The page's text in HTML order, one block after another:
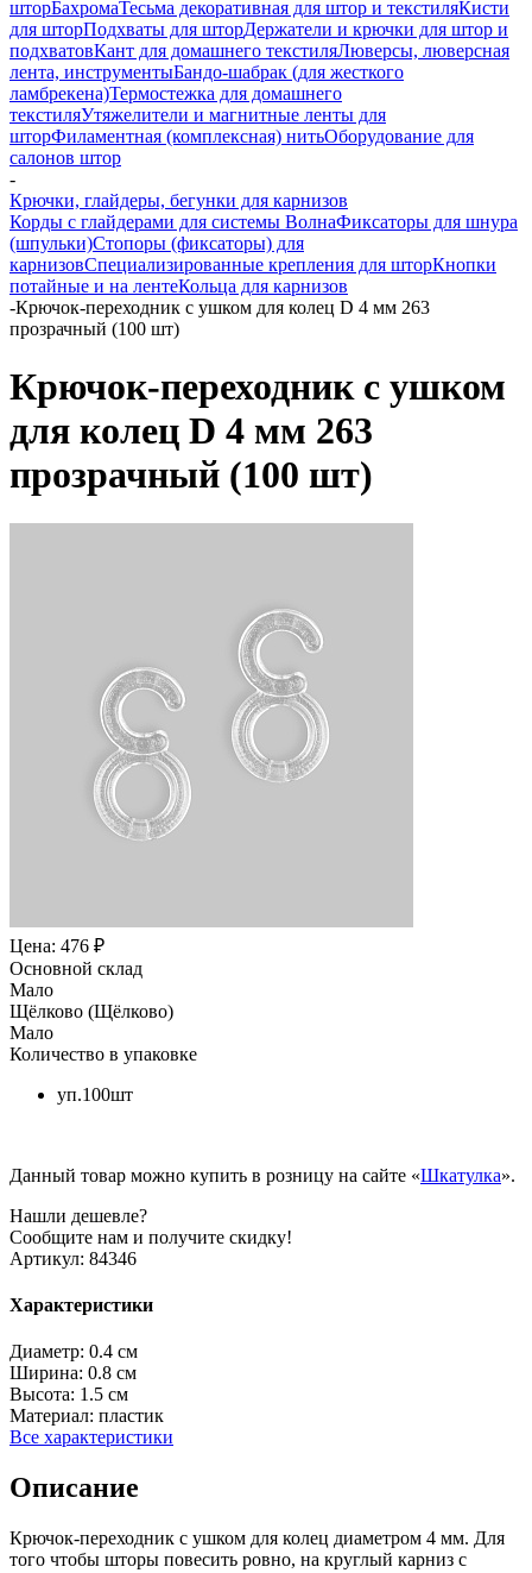
шторБахромаТесьма декоративная для штор и текстиляКисти
для шторПодхваты для шторДержатели и крючки для штор и
подхватовКант для домашнего текстиляЛюверсы, люверсная
лента, инструментыБандо-шабрак (для жесткого
ламбрекена)Термостежка для домашнего
текстиляУтяжелители и магнитные ленты для
шторФиламентная (комплексная) нитьОборудование для
салонов штор
-
Крючки, глайдеры, бегунки для карнизов
Корды с глайдерами для системы ВолнаФиксаторы для шнура
(шпульки)Стопоры (фиксаторы) для
карнизовСпециализированные крепления для шторКнопки
потайные и на лентеКольца для карнизов
-Крючок-переходник с ушком для колец D 4 мм 263
прозрачный (100 шт)
Крючок-переходник с ушком
для колец D 4 мм 263
прозрачный (100 шт)
Цена: 476 ₽
Основной склад
Мало
Щёлково (Щёлково)
Мало
Количество в упаковке
уп.100шт
Данный товар можно купить в розницу на сайте «Шкатулка».
Нашли дешевле?
Сообщите нам и получите скидку!
Артикул: 84346
Характеристики
Диаметр: 0.4 см
Ширина: 0.8 см
Высота: 1.5 см
Материал: пластик
Все характеристики
Описание
Крючок-переходник с ушком для колец диаметром 4 мм. Для
того чтобы шторы повесить ровно, на круглый карниз с